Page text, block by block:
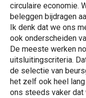
circulaire economie.
beleggen bijdragen
Ik denk dat we ons
ook onderscheiden
De meeste werken
uitsluitingscriteria.
de selectie van
het zelf ook heel
ons steeds vaker